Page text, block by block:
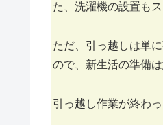
た、洗濯機の設置も
ただ、引っ越しは単
ので、新生活の準備
引っ越し作業が終わ